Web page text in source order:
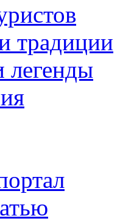
традиции
легенды